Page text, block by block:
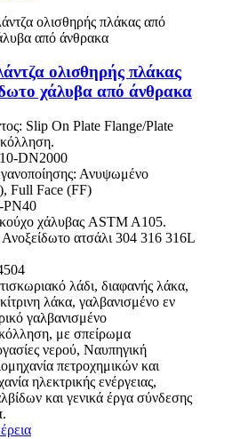
ολισθηρής πλάκας
χάλυβα από άνθρακα
Slip On Plate Flange/Plate
DN2000
Ανυψωμένο
Full Face (FF)
PN40
χάλυβας ASTM A105.
ατσάλι 304 316 316L
λάδι, διαφανής λάκα,
λάκα, γαλβανισμένο εν
γαλβανισμένο
με σπείρωμα
νερού, Ναυπηγική
πετροχημικών και
ηλεκτρικής ενέργειας,
και γενικά έργα σύνδεσης